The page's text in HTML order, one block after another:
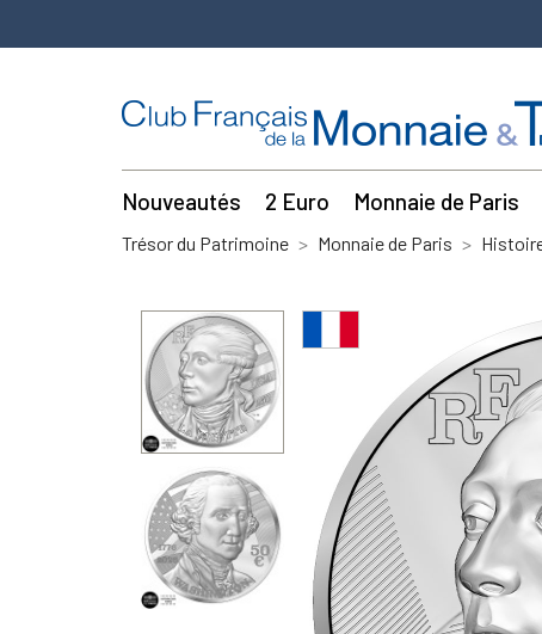
Nouveautés 2 Euro Monnaie de Paris
Trésor du Patrimoine Monnaie de Paris